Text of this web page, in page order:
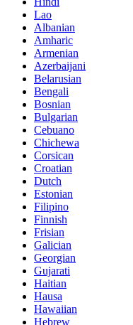
Lao
Albanian
Amharic
Armenian
Azerbaijani
Belarusian
Bengali
Bosnian
Bulgarian
Cebuano
Chichewa
Corsican
Croatian
Dutch
Estonian
Filipino
Finnish
Frisian
Galician
Georgian
Gujarati
Haitian
Hausa
Hawaiian
Hebrew